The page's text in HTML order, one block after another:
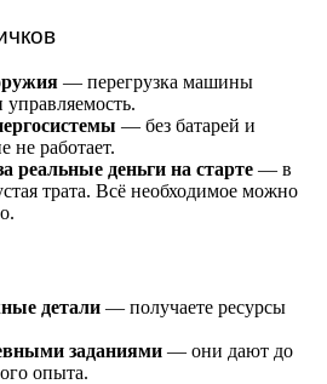
— перегрузка машины
управляемость.
— без батарей и
не работает.
реальные деньги на старте — в
трата. Всё необходимое можно
детали — получаете ресурсы
заданиями — они дают до
опыта.